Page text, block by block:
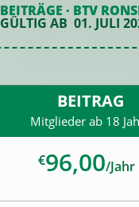
BEITRÄGE · BTV
GÜLTIG AB 01. JULI
BEITRAG
Mitglieder ab 18
€96,00/Jahr